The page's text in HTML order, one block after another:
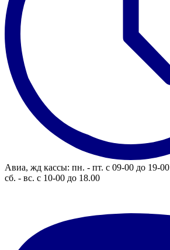
Авиа, жд кассы: пн. - пт. с 09-00 до 19-00
сб. - вс. с 10-00 до 18.00